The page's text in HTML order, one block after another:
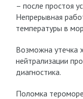
– после простоя
Непрерывная
температуры в
Возможна утечка
нейтрализации
диагностика.
Поломка